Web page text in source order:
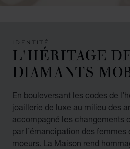
IDENTITÉ
L'HÉRITAGE
DIAMANTS
En bouleversant les codes de
joaillerie de luxe au milieu des
accompagné les changements
par l’émancipation des
moeurs. La Maison rend